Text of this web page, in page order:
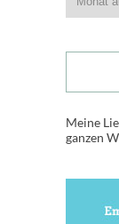
Meine
ganzen